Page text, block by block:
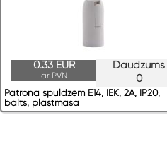
Daudzums
0
0.33 EUR
ar PVN
Patrona spuldzēm E14, IEK, 2A, IP20,
balts, plastmasa